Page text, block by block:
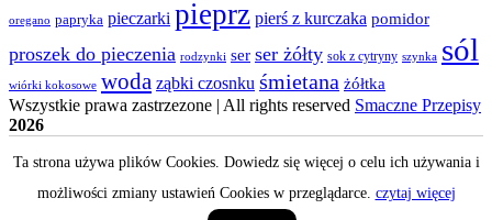
oregano papryka pieczarki pieprz pierś z kurczaka pomidor
proszek do pieczenia rodzynki ser ser żółty sok z cytryny szynka sól
wiórki kokosowe woda ząbki czosnku śmietana żółtka
Wszystkie prawa zastrzezone | All rights reserved Smaczne Przepisy
2026
Ta strona używa plików Cookies. Dowiedz się więcej o celu ich używania i
możliwości zmiany ustawień Cookies w przeglądarce. czytaj więcej